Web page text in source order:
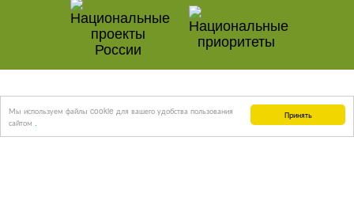
Принять
Мы используем файлы cookie для вашего удобства пользования
сайтом .
"Глобальное продвижение" - создание и
продвижение сайтов